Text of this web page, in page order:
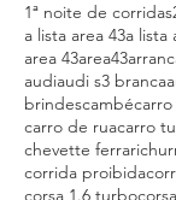
1ª noite de corridas
a lista area 43a lista
area 43area43
audiaudi s3 branca
brindescambé
carro de ruacarro
chevette ferrari
corrida proibida
corsa 1.6 turbo